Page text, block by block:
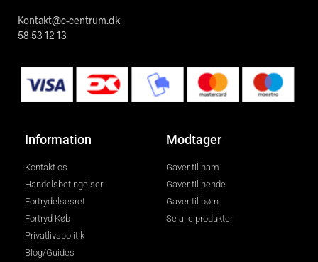
Kontakt@c-centrum.dk
58 53 12 13
Information
Kontakt os
Handelsbetingelser
Fortrydelsesret
Fortryd Køb
Privatlivspolitik
Blog/Guides
Modtager
Gaver til ham
Gaver til hende
Gaver til børn
Se alle produkter